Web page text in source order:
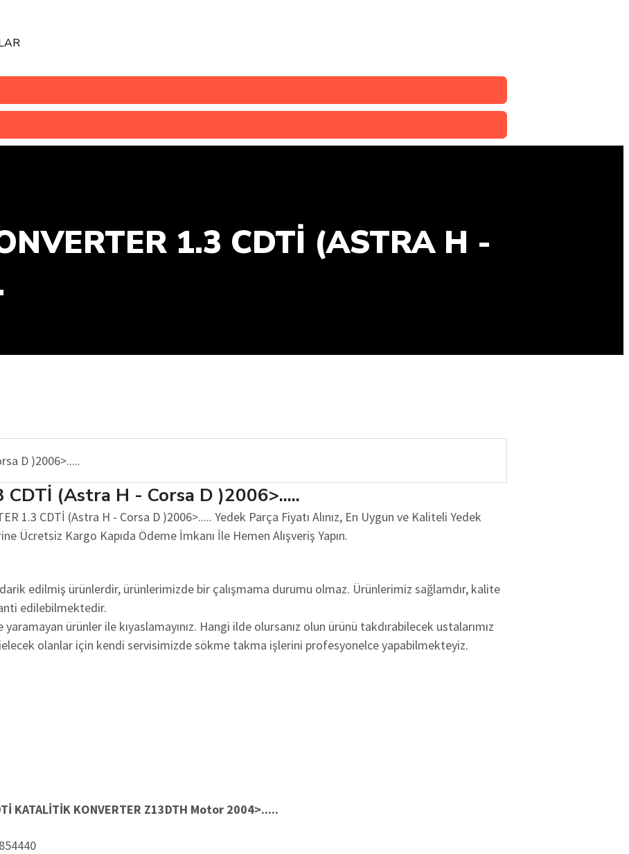
1.3 CDTİ (ASTRA H -
CDTİ (Astra H - Corsa D )2006>.....
1.3 CDTİ (Astra H - Corsa D )2006>..... Yedek Parça Fiyatı Alınız, En Uygun ve Kaliteli Yedek
Ücretsiz Kargo Kapıda Ödeme İmkanı İle Hemen Alışveriş Yapın.
edilmiş ürünlerdir, ürünlerimizde bir çalışmama durumu olmaz. Ürünlerimiz sağlamdır, kalite
edilebilmektedir.
ürünler ile kıyaslamayınız. Hangi ilde olursanız olun ürünü takdırabilecek ustalarımız
olanlar için kendi servisimizde sökme takma işlerini profesyonelce yapabilmekteyiz.
KATALİTİK KONVERTER Z13DTH Motor 2004>.....